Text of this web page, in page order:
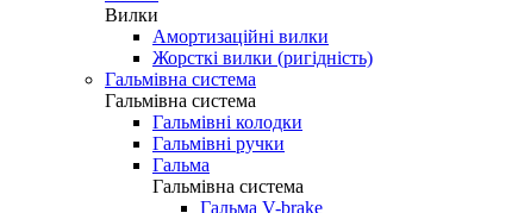
Вилки
Амортизаційні вилки
Жорсткі вилки (ригідність)
Гальмівна система
Гальмівна система
Гальмівні колодки
Гальмівні ручки
Гальма
Гальмівна система
Гальма V-brake